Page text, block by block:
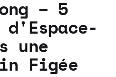
– 5
une
Figée